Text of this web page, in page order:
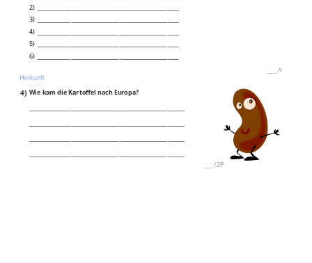
2) __________________________________________________
3) __________________________________________________
4) __________________________________________________
5) __________________________________________________
6) __________________________________________________
/6P
Herkunft
4) Wie kam die Kartoffel nach Europa?
/2P